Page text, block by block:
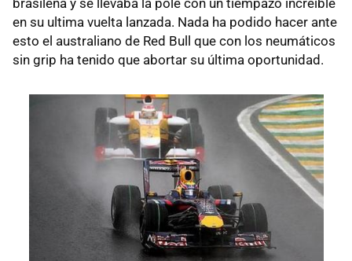
brasileña y se llevaba la pole con un tiempazo increíble
en su ultima vuelta lanzada. Nada ha podido hacer ante
esto el australiano de Red Bull que con los neumáticos
sin grip ha tenido que abortar su última oportunidad.